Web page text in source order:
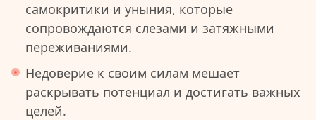
самокритики и уныния, которые
сопровождаются слезами и затяжными
переживаниями.
Недоверие к своим силам мешает
раскрывать потенциал и достигать важных
целей.